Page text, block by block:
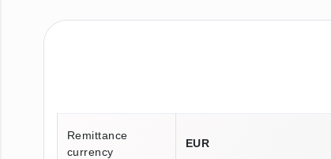
Remittance
currency
EUR